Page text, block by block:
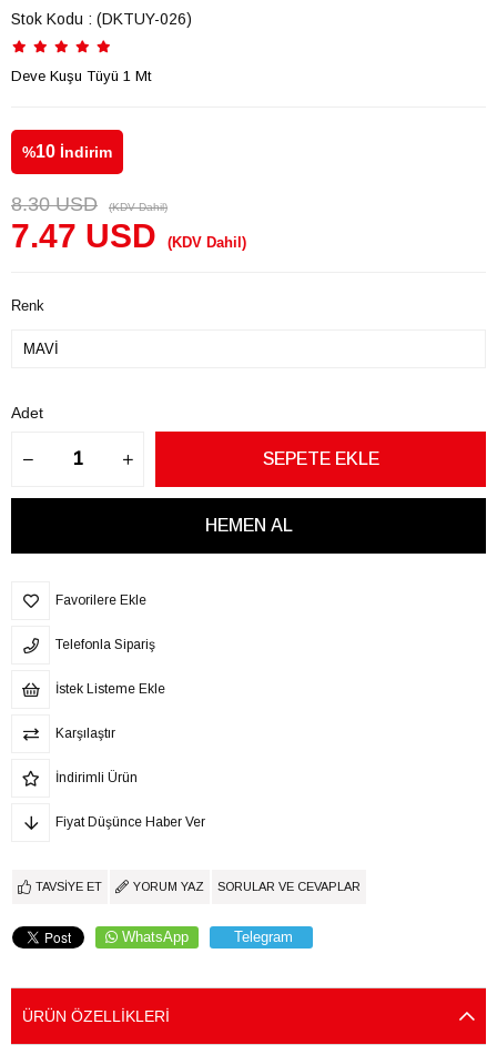
Stok Kodu (DKTUY-026)
Deve Kuşu Tüyü 1 Mt
%10 İndirim
8.30 USD (KDV Dahil)
7.47 USD (KDV Dahil)
Renk
Adet
Favorilere Ekle
Telefonla Sipariş
İstek Listeme Ekle
Karşılaştır
İndirimli Ürün
Fiyat Düşünce Haber Ver
TAVSIYE ET YORUM YAZ SORULAR VE CEVAPLAR
WhatsApp Telegram
ÜRÜN ÖZELLIKLERI